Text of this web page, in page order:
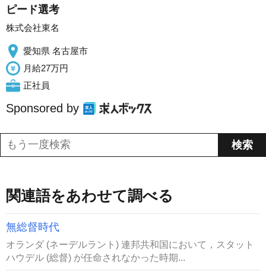
ピード選考
株式会社東名
愛知県 名古屋市
月給27万円
正社員
Sponsored by
関連語をあわせて調べる
無総督時代
オランダ (ネーデルラント) 連邦共和国において，スタット
ハウデル (総督) が任命されなかった時期...